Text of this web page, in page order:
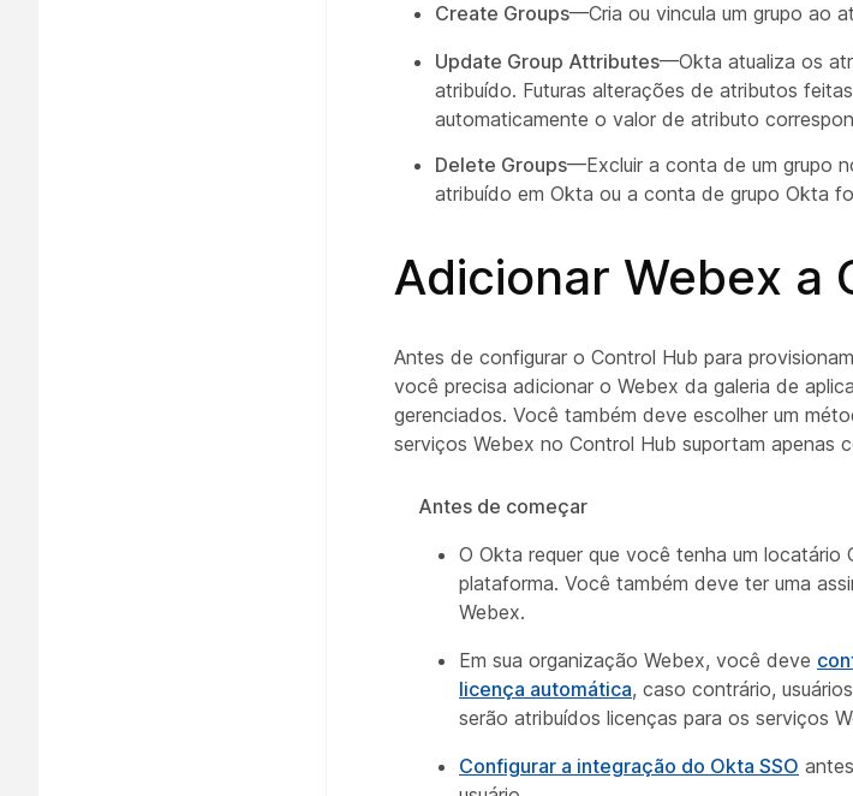
Create Groups—Cria ou vincula um grupo ao
Update Group Attributes—Okta atualiza os
atribuído. Futuras alterações de atributos
automaticamente o valor de atributo
Delete Groups—Excluir a conta de um grupo
atribuído em Okta ou a conta de grupo Okta
Adicionar Webex a
Antes de configurar o Control Hub para
você precisa adicionar o Webex da galeria de
gerenciados. Você também deve escolher um
serviços Webex no Control Hub suportam apenas
Antes de começar
O Okta requer que você tenha um locatário
plataforma. Você também deve ter uma
Webex.
Em sua organização Webex, você deve
licença automática, caso contrário,
serão atribuídos licenças para os serviços
Configurar a integração do Okta SSO